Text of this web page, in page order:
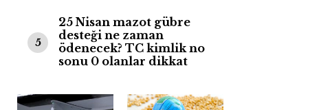
5
25 Nisan mazot gübre
desteği ne zaman
ödenecek? TC kimlik no
sonu 0 olanlar dikkat